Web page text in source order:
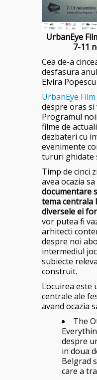
UrbanEye
7-11
Cea de-a
desfasura
Elvira
UrbanEye
despre oras
Programul
filme de
dezbateri cu
evenimente
tururi ghidate
Timp de cinci
avea ocazia sa
documentare
tema centrala
diversele ei
vor putea fi
arhitecti
despre noi
intermediul
subiecte
construit.
Locuirea este
centrale ale
avand ocazia
The
despre
in doua
Belgrad
care a